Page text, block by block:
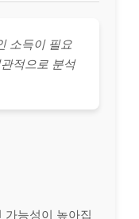
소득이 필요
적으로 분석
가능성이 높아집